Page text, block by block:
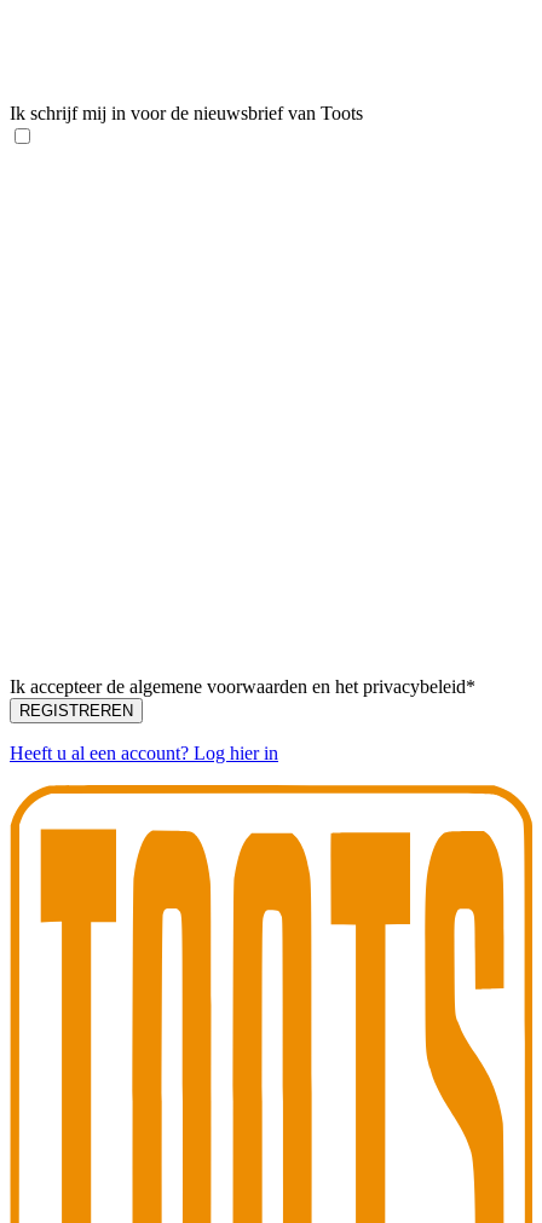
Ik schrijf mij in voor de nieuwsbrief van Toots
Ik accepteer de algemene voorwaarden en het privacybeleid*
REGISTREREN
Heeft u al een account? Log hier in